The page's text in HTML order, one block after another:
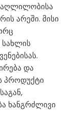
არეში. მისი
სახლის
და
პროდუქტი
ხანგრძლივი